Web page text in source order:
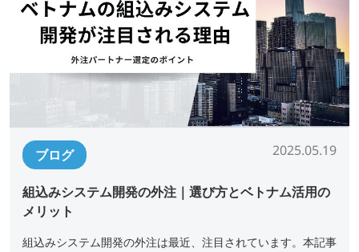
ブログ 2025.05.19
組込みシステム開発の外注｜選び方とベトナム活用の
メリット
組込みシステム開発の外注は最近、注目されています。本記事